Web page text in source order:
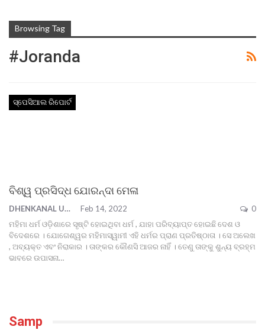
Browsing Tag
#Joranda
ସ୍ପେସିଆଲ ରିପୋର୍ଟ
ବିଶ୍ୱ ପ୍ରସିଦ୍ଧ ଯୋରନ୍ଦା ମେଳା
DHENKANAL UPDATE Feb 14, 2022
0
ମହିମା ଧର୍ମ ଓଡ଼ିଶାରେ ସୃଷ୍ଟି ହୋଇଥିବା ଧର୍ମ , ଯାହା ପରିବ୍ୟାପ୍ତ ହୋଇଛି ଦେଶ ଓ
ବିଦେଶରେ । ଯୋଗେଶ୍ୱର ମହିମାସ୍ୱାମୀ ଏହି ଧର୍ମର ପ୍ରାଣ ପ୍ରତିଷ୍ଠାତା । ସେ ଅଲେଖ
, ଅବ୍ୟକ୍ତ ଏବଂ ନିରାକାର । ତାଙ୍କର କୌଣସି ଆଜର ନାହିଁ । ତେଣୁ ତାଙ୍କୁ ଶୁନ୍ୟ ବ୍ରହ୍ମ
ଭାବରେ ଉପାସନା…
Samp